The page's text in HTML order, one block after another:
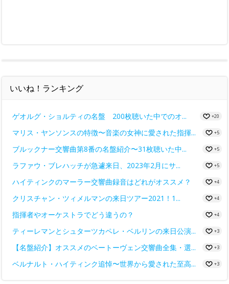
いいね！ランキング
ゲオルグ・ショルティの名盤 200枚聴いた中でのオ... +20
マリス・ヤンソンスの特徴〜音楽の女神に愛された指揮... +5
ブルックナー交響曲第8番の名盤紹介〜31枚聴いた中... +5
ラファウ・ブレハッチが急遽来日、2023年2月にサ... +5
ハイティンクのマーラー交響曲録音はどれがオススメ？ +4
クリスチャン・ツィメルマンの来日ツアー2021！1... +4
指揮者やオーケストラでどう違うの？ +4
ティーレマンとシュターツカペレ・ベルリンの来日公演... +3
【名盤紹介】オススメのベートーヴェン交響曲全集・選... +3
ベルナルト・ハイティンク追悼〜世界から愛された至高... +3